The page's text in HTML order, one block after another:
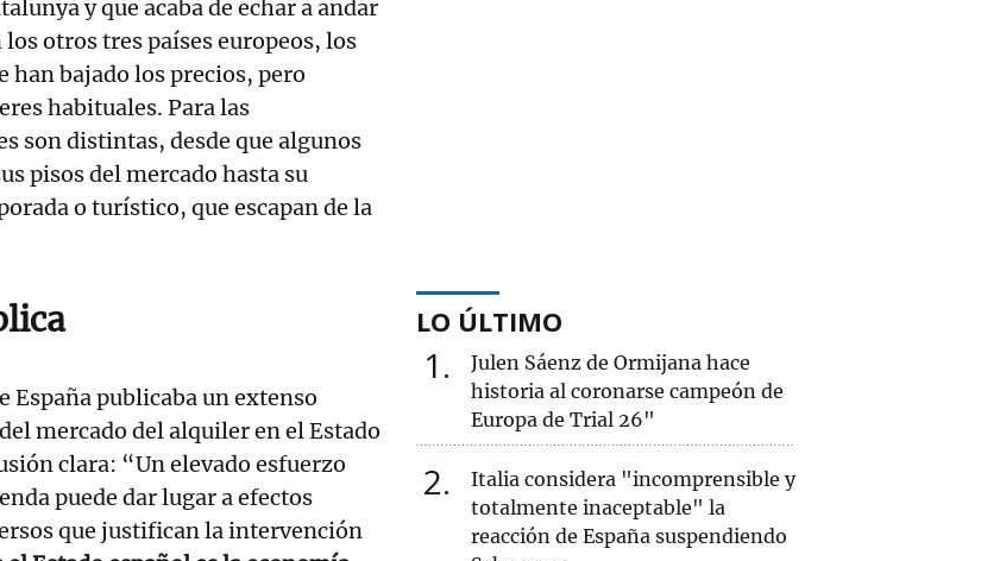
y que acaba de echar a andar
otros tres países europeos, los
han bajado los precios, pero
habituales. Para las
son distintas, desde que algunos
pisos del mercado hasta su
o turístico, que escapan de la
España publicaba un extenso
mercado del alquiler en el Estado
clara: “Un elevado esfuerzo
puede dar lugar a efectos
que justifican la intervención
LO ÚLTIMO
1
Julen Sáenz de Ormijana hace
historia al coronarse campeón de
Europa de Trial 26"
2
Italia considera "incomprensible y
totalmente inaceptable" la
reacción de España suspendiendo